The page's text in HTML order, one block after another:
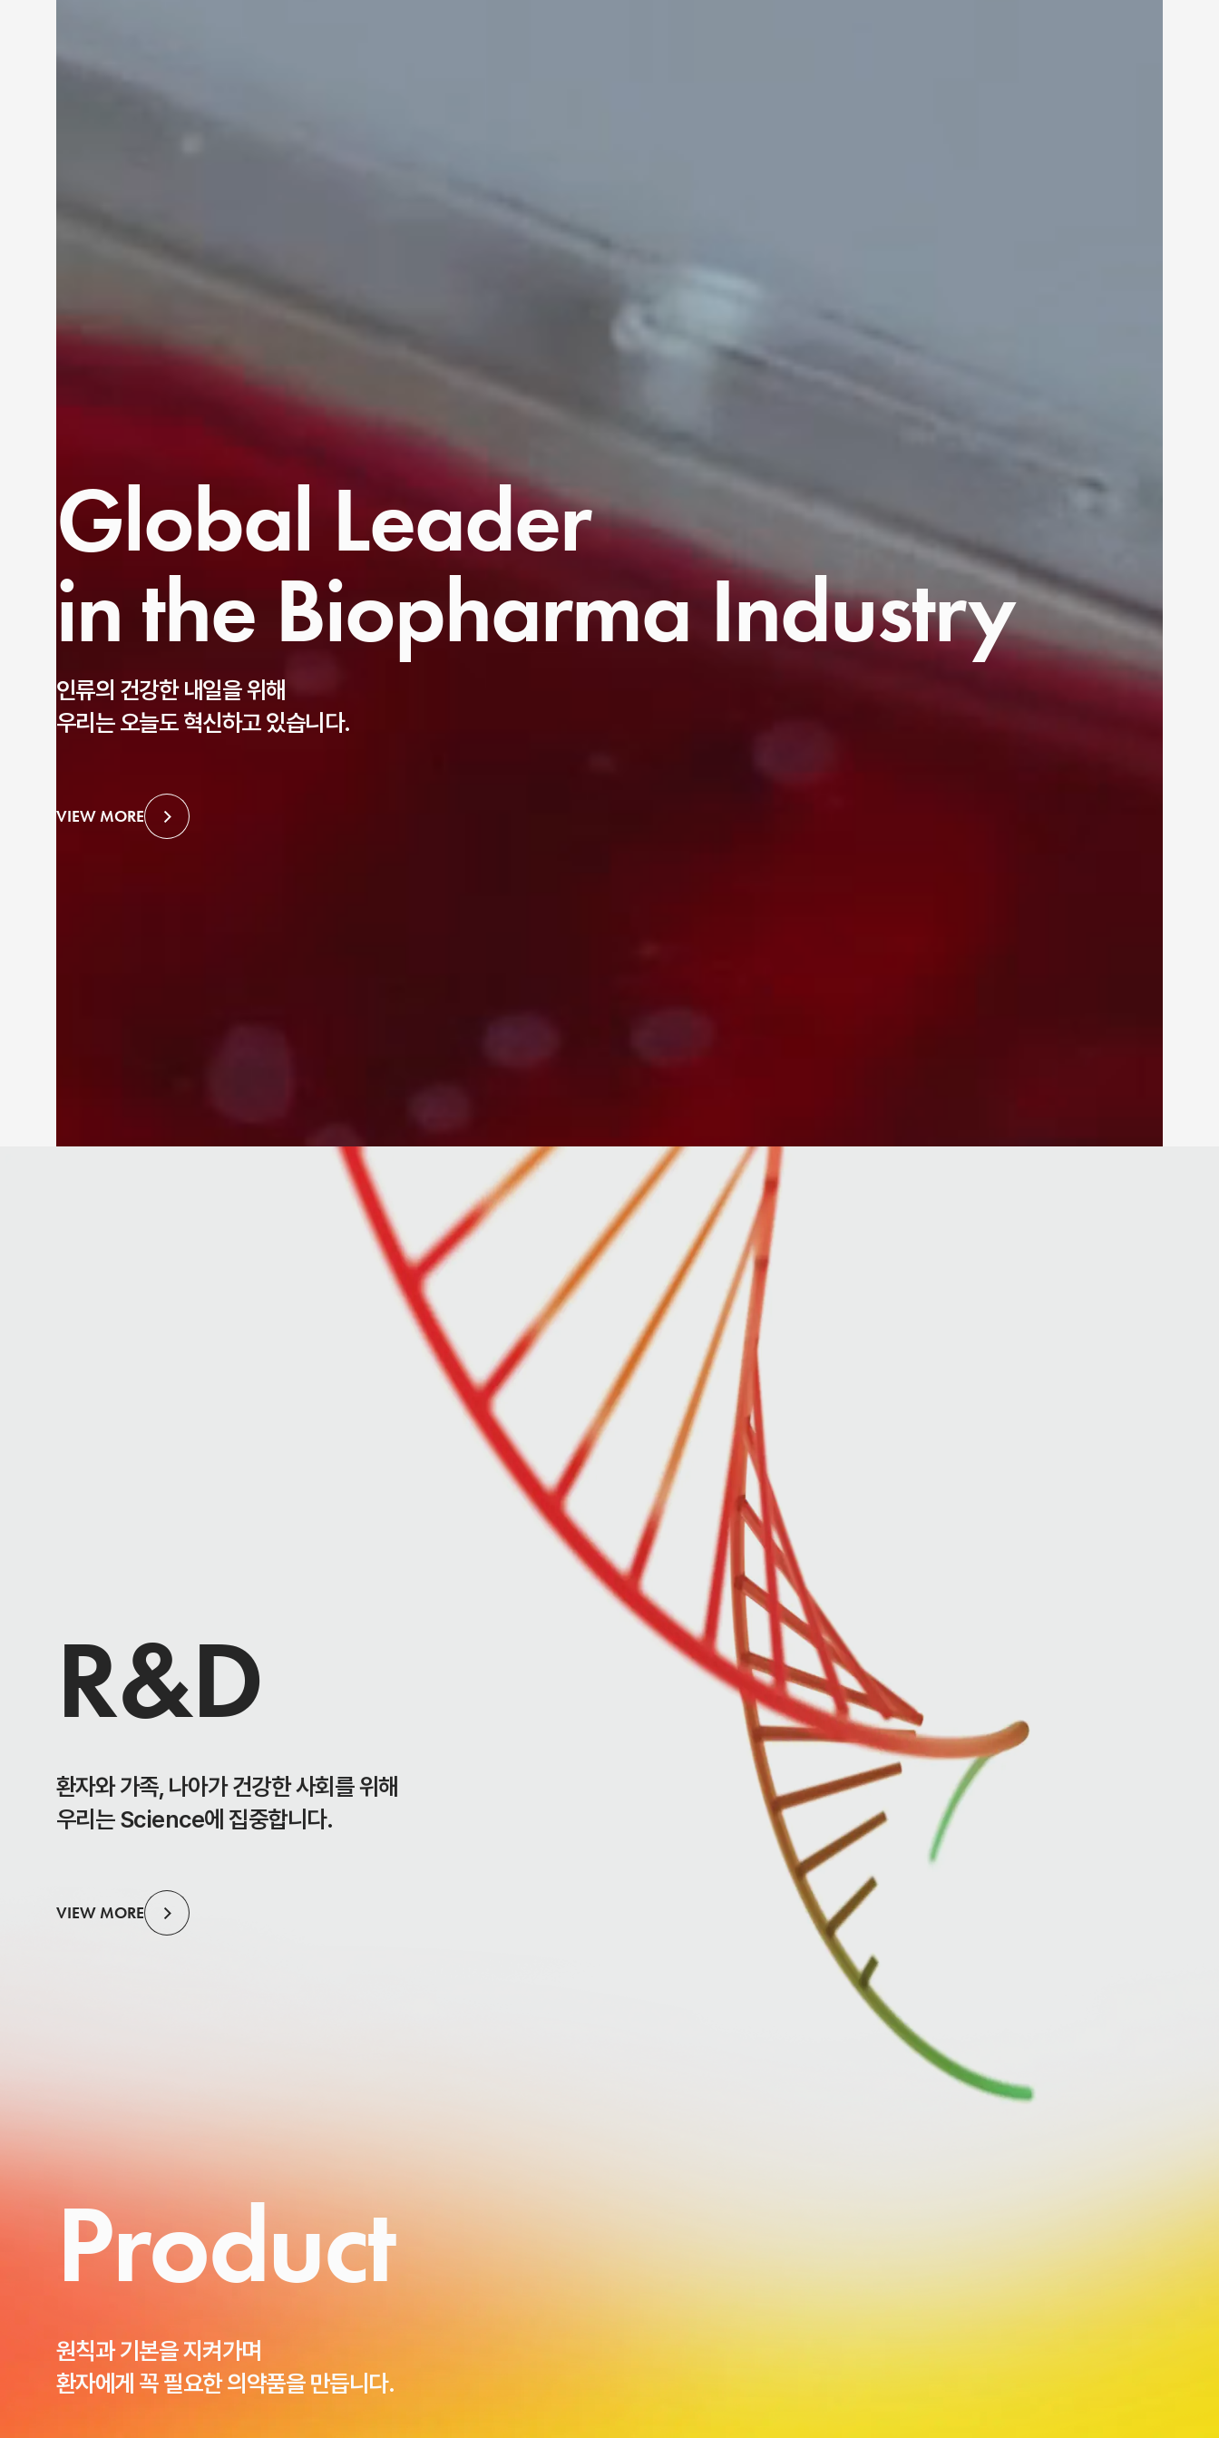
Global Leader
in the Biopharma Industry
인류의 건강한 내일을 위해
우리는 오늘도 혁신하고 있습니다.
VIEW MORE
R&D
환자와 가족, 나아가 건강한 사회를 위해
우리는 Science에 집중합니다.
VIEW MORE
Product
원칙과 기본을 지켜가며
환자에게 꼭 필요한 의약품을 만듭니다.